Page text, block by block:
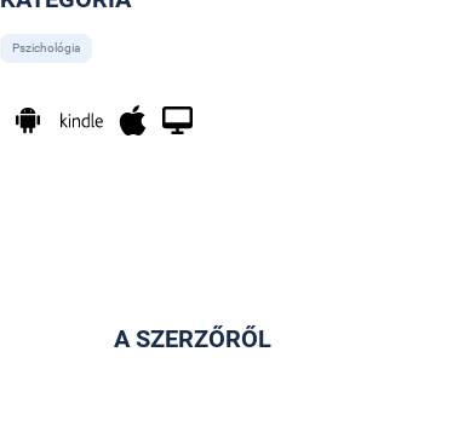
Pszichológia
A SZERZŐRŐL